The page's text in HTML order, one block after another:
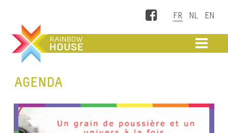
Facebook
AGENDA